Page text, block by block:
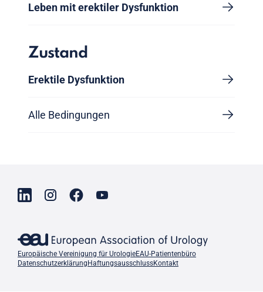
Leben mit erektiler Dysfunktion
Zustand
Erektile Dysfunktion
Alle Bedingungen
Europäische Vereinigung für UrologieEAU-Patientenbüro
Datenschutzerklärung HaftungsausschlussKontakt